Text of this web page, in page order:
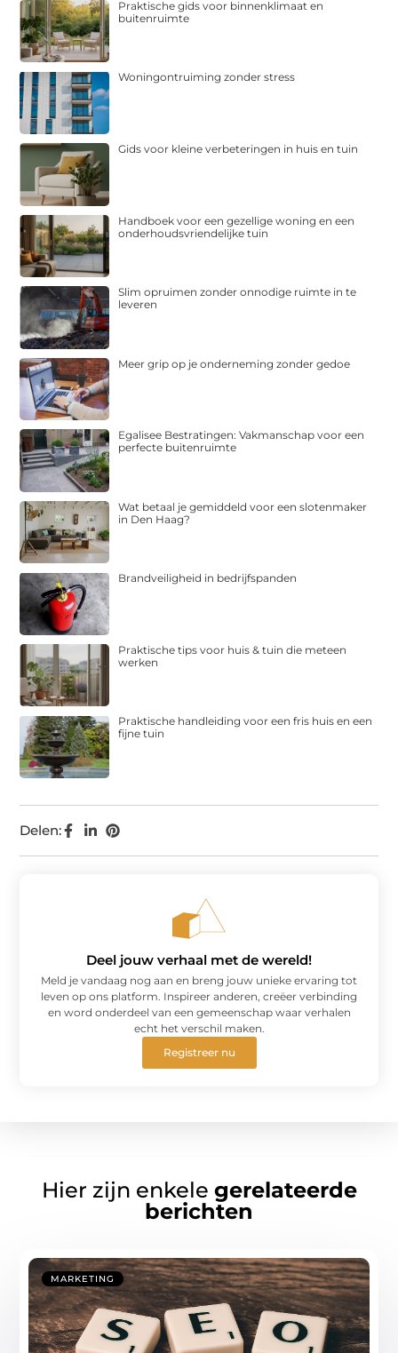
Delen:
Praktische gids voor binnenklimaat en
buitenruimte
Woningontruiming zonder stress
Gids voor kleine verbeteringen in huis en tuin
Handboek voor een gezellige woning en een
onderhoudsvriendelijke tuin
Slim opruimen zonder onnodige ruimte in te
leveren
Meer grip op je onderneming zonder gedoe
Egalisee Bestratingen: Vakmanschap voor een
perfecte buitenruimte
Wat betaal je gemiddeld voor een slotenmaker
in Den Haag?
Brandveiligheid in bedrijfspanden
Praktische tips voor huis & tuin die meteen
werken
Praktische handleiding voor een fris huis en een
fijne tuin
Deel jouw verhaal met de wereld!
Meld je vandaag nog aan en breng jouw unieke ervaring tot
leven op ons platform. Inspireer anderen, creëer verbinding
en word onderdeel van een gemeenschap waar verhalen
echt het verschil maken.
Registreer nu
Hier zijn enkele gerelateerde
berichten
MARKETING